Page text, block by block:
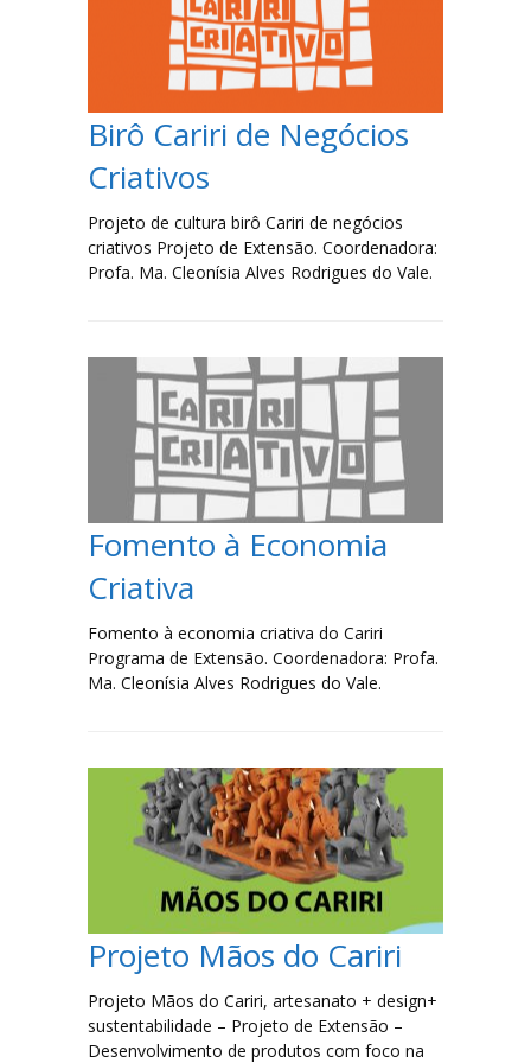
Birô Cariri de Negócios
Criativos
Projeto de cultura birô Cariri de negócios
criativos Projeto de Extensão. Coordenadora:
Profa. Ma. Cleonísia Alves Rodrigues do Vale.
Fomento à Economia
Criativa
Fomento à economia criativa do Cariri
Programa de Extensão. Coordenadora: Profa.
Ma. Cleonísia Alves Rodrigues do Vale.
Projeto Mãos do Cariri
Projeto Mãos do Cariri, artesanato + design+
sustentabilidade – Projeto de Extensão –
Desenvolvimento de produtos com foco na